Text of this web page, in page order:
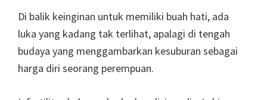
Di balik keinginan untuk memiliki buah hati, ada
luka yang kadang tak terlihat, apalagi di tengah
budaya yang menggambarkan kesuburan sebagai
harga diri seorang perempuan.